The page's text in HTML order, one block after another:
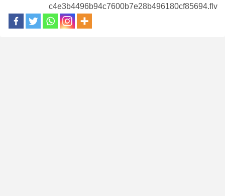
c4e3b4496b94c7600b7e28b496180cf85694.flv